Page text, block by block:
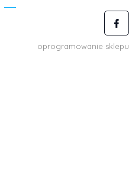
oprogramowanie